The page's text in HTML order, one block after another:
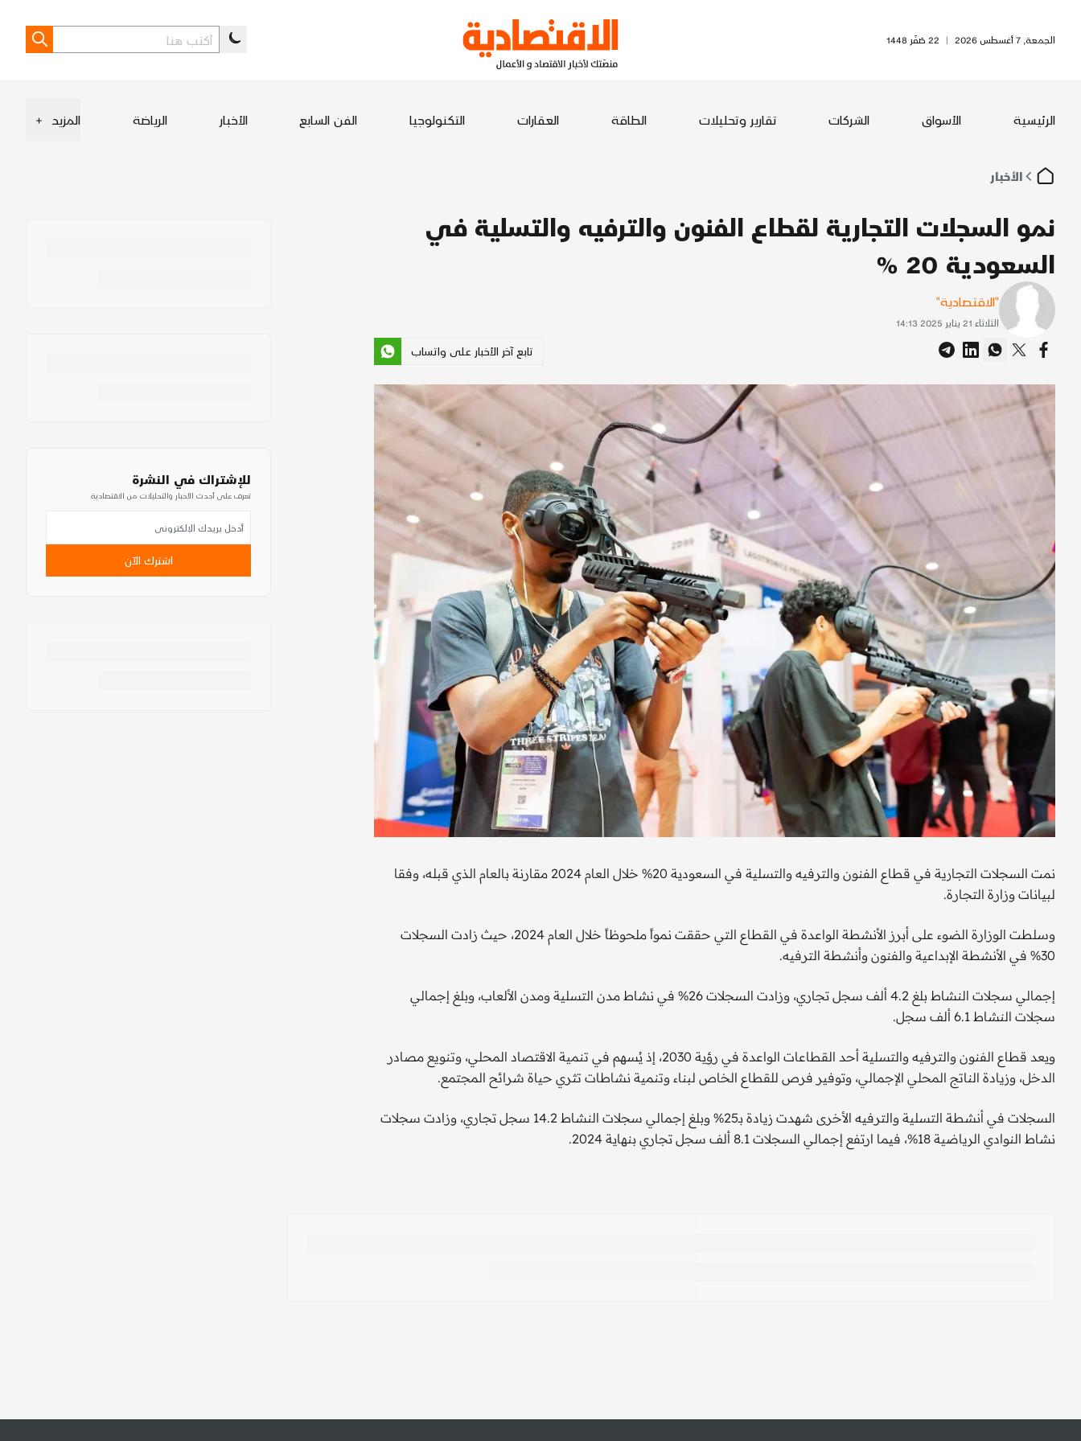
الجمعة, 7 أغسطس 2026 | 22 صَفَر 1448
الرئيسية الأسواق الشركات تقارير وتحليلات الطاقة العقارات التكنولوجيا الفن السابع الأخبار الرياضة المزيد +
الأخبار
نمو السجلات التجارية لقطاع الفنون والترفيه والتسلية في
السعودية 20 %
"الاقتصادية"
الثلاثاء 21 يناير 2025 14:13
تابع آخر الأخبار على واتساب
نمت السجلات التجارية في قطاع الفنون والترفيه والتسلية في السعودية 20% خلال العام 2024 مقارنة بالعام الذي قبله، وفقا
لبيانات وزارة التجارة.
وسلطت الوزارة الضوء على أبرز الأنشطة الواعدة في القطاع التي حققت نمواً ملحوظاً خلال العام 2024، حيث زادت السجلات
30% في الأنشطة الإبداعية والفنون وأنشطة الترفيه.
إجمالي سجلات النشاط بلغ 4.2 ألف سجل تجاري، وزادت السجلات 26% في نشاط مدن التسلية ومدن الألعاب، وبلغ إجمالي
سجلات النشاط 6.1 ألف سجل.
ويعد قطاع الفنون والترفيه والتسلية أحد القطاعات الواعدة في رؤية 2030، إذ يُسهم في تنمية الاقتصاد المحلي، وتنويع مصادر
الدخل، وزيادة الناتج المحلي الإجمالي، وتوفير فرص للقطاع الخاص لبناء وتنمية نشاطات تثري حياة شرائح المجتمع.
السجلات في أنشطة التسلية والترفيه الأخرى شهدت زيادة بـ25% وبلغ إجمالي سجلات النشاط 14.2 سجل تجاري، وزادت سجلات
نشاط النوادي الرياضية 18%، فيما ارتفع إجمالي السجلات 8.1 ألف سجل تجاري بنهاية 2024.
للإشتراك في النشرة
تعرف على أحدث الأخبار والتحليلات من الاقتصادية
اشترك الآن